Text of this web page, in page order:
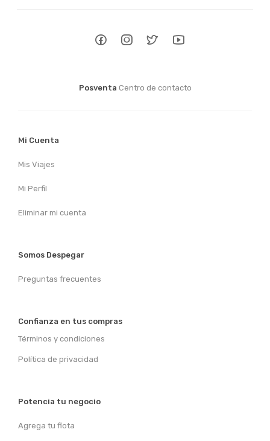
Posventa Centro de contacto
Mi Cuenta
Mis Viajes
Mi Perfil
Eliminar mi cuenta
Somos Despegar
Preguntas frecuentes
Confianza en tus compras
Términos y condiciones
Política de privacidad
Potencia tu negocio
Agrega tu flota